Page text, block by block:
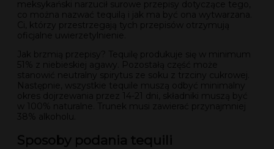
meksykański narzucił surowe przepisy dotyczące tego,
co można nazwać tequilą i jak ma być ona wytwarzana.
Ci, którzy przestrzegają tych przepisów otrzymują
oficjalne uwierzetylnienie.
Jak brzmią przepisy? Tequilę produkuje się w minimum
51% z niebieskiej agawy. Pozostałą część może
stanowić neutralny spirytus ze soku z trzciny cukrowej.
Następnie, wszystkie tequile muszą odbyć minimalny
okres dojrzewania przez 14-21 dni, składniki muszą być
w 100% naturalne. Trunek musi zawierać przynajmniej
38% alkoholu.
Sposoby podania tequili